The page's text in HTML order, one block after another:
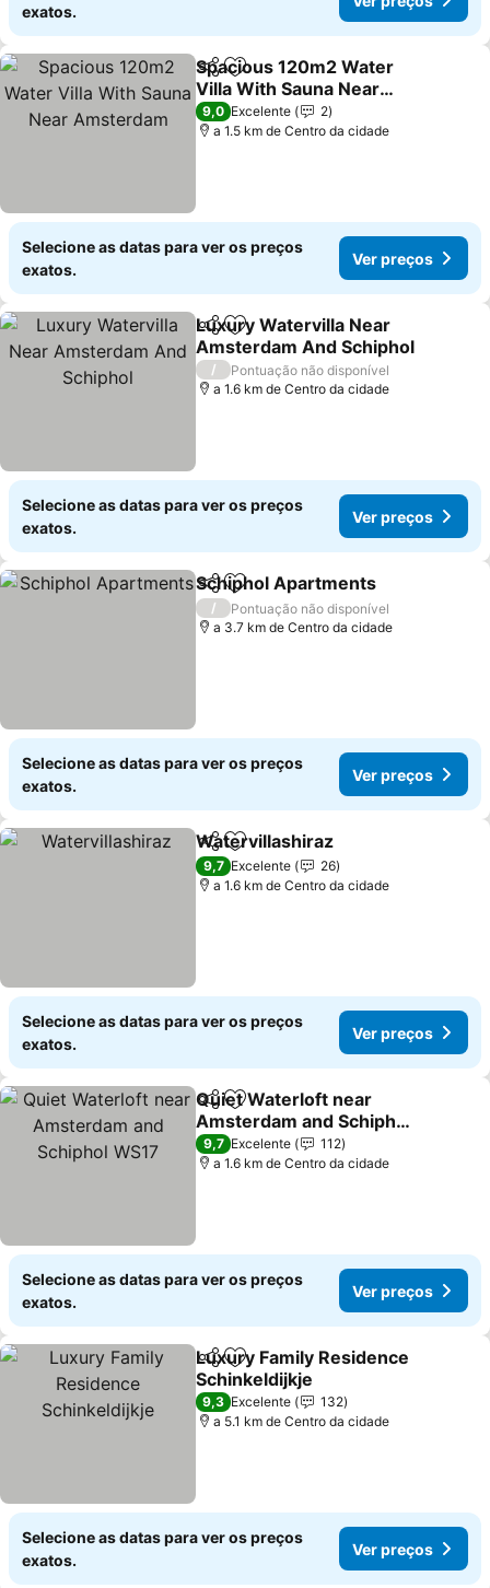
exatos.
PartilharAdicionar aos favoritos
Spacious 120m2 Water
Villa With Sauna Near
Amsterdam
Ver preços
9,0 Excelente
2
a 1.5 km de Centro da cidade
Selecione as datas para ver os preços
exatos.
Ver preços
PartilharAdicionar aos favoritos
Luxury Watervilla Near
Amsterdam And Schiphol
Ver preços
/
Pontuação não disponível
a 1.6 km de Centro da cidade
Selecione as datas para ver os preços
exatos.
Ver preços
PartilharAdicionar aos favoritos
Schiphol Apartments
/
Pontuação não disponível
a 3.7 km de Centro da cidade
Selecione as datas para ver os preços
exatos.
Ver preços
PartilharAdicionar aos favoritos
Watervillashiraz
9,7 Excelente
26
a 1.6 km de Centro da cidade
Selecione as datas para ver os preços
exatos.
Ver preços
PartilharAdicionar aos favoritos
Quiet Waterloft near
Amsterdam and Schiphol
WS17
Ver preços
9,7 Excelente
112
a 1.6 km de Centro da cidade
Selecione as datas para ver os preços
exatos.
Ver preços
PartilharAdicionar aos favoritos
Luxury Family Residence
Schinkeldijkje
Ver preços
9,3 Excelente
132
a 5.1 km de Centro da cidade
Selecione as datas para ver os preços
exatos.
Ver preços